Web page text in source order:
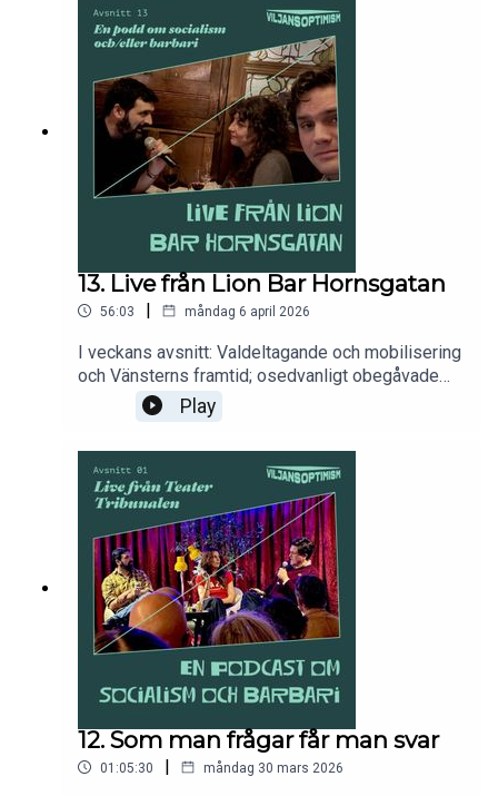
stämningen och det helt förväntat snurriga
sossespinnet. För den som vill stödja podden är
swishnumret: 1232779700. Följ oss gärna på
Instagram @viljansoptimism.
13. Live från Lion Bar Hornsgatan
56:03 | måndag 6 april 2026
I veckans avsnitt: Valdeltagande och mobilisering
och Vänsterns framtid; osedvanligt obegåvade
högerprofiler, samt en och annan jabb mot
snedvriden och/eller slö journalistik. Allt levererat
den som vill stödja podden är swishnumret:
1232779700. Följ oss gärna på Instagram
@viljansoptimism.
Play
12. Som man frågar får man svar
01:05:30 | måndag 30 mars 2026